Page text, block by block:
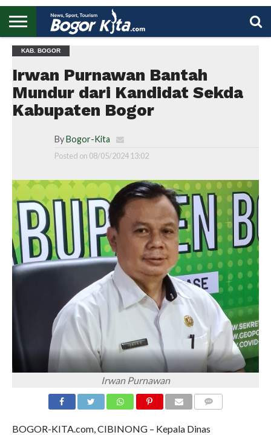
BOGOR
REGIONAL
NASIONAL
PENDIDIKAN
WISATA
OLAHRAGA
LAPORAN
PROFIL
KAB. BOGOR
Irwan Purnawan Bantah
Mundur dari Kandidat Sekda
Kabupaten Bogor
By Bogor-Kita
Posted on 08/05/2024 13:02
Irwan Purnawan
BOGOR-KITA.com, CIBINONG – Kepala Dinas